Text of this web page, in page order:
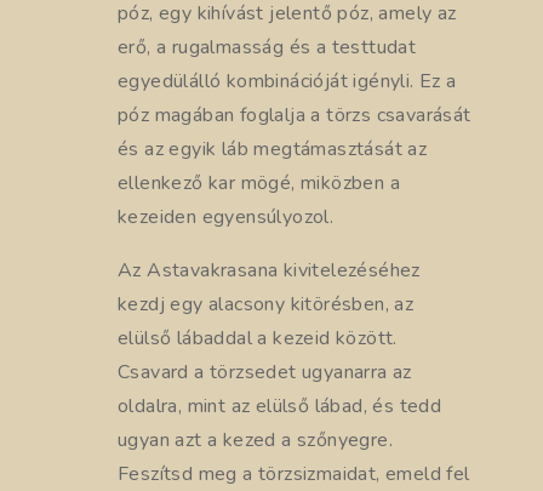
póz, egy kihívást jelentő póz, amely az
erő, a rugalmasság és a testtudat
egyedülálló kombinációját igényli. Ez a
póz magában foglalja a törzs csavarását
és az egyik láb megtámasztását az
ellenkező kar mögé, miközben a
kezeiden egyensúlyozol.
Az Astavakrasana kivitelezéséhez
kezdj egy alacsony kitörésben, az
elülső lábaddal a kezeid között.
Csavard a törzsedet ugyanarra az
oldalra, mint az elülső lábad, és tedd
ugyan azt a kezed a szőnyegre.
Feszítsd meg a törzsizmaidat, emeld fel